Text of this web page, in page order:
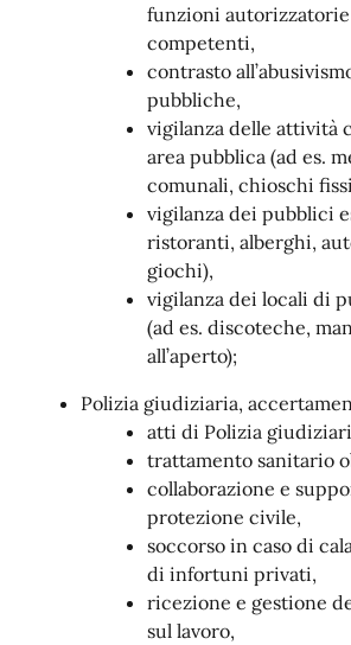
funzioni
competenti,
contrasto
pubbliche,
vigilanza delle attività
area pubblica (ad es.
comunali, chioschi
vigilanza dei pubblici
ristoranti, alberghi,
giochi),
vigilanza dei locali di
(ad es. discoteche,
all’aperto);
Polizia giudiziaria,
atti di Polizia
trattamento sanitario
collaborazione e
protezione civile,
soccorso in caso di
di infortuni privati,
ricezione e gestione
sul lavoro,